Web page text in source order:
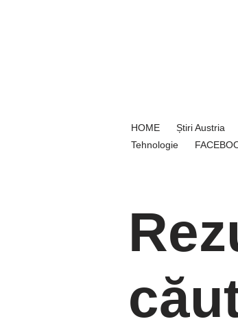
HOME Știri Austria
Tehnologie